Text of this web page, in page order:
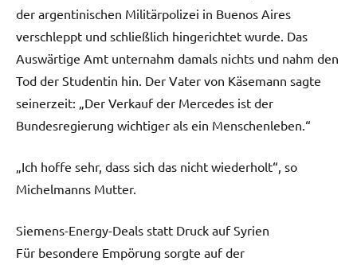
der argentinischen Militärpolizei in Buenos Aires
verschleppt und schließlich hingerichtet wurde. Das
Auswärtige Amt unternahm damals nichts und nahm den
Tod der Studentin hin. Der Vater von Käsemann sagte
seinerzeit: „Der Verkauf der Mercedes ist der
Bundesregierung wichtiger als ein Menschenleben.“
„Ich hoffe sehr, dass sich das nicht wiederholt“, so
Michelmanns Mutter.
Siemens-Energy-Deals statt Druck auf Syrien
Für besondere Empörung sorgte auf der